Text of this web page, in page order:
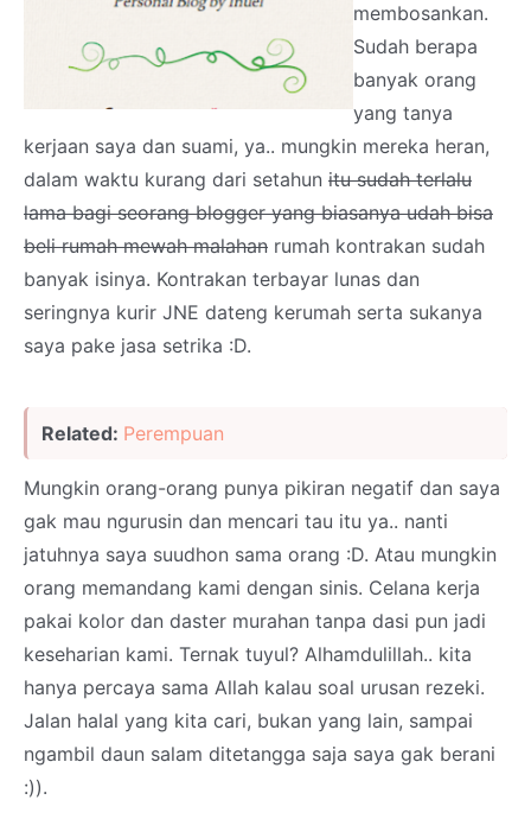
membosankan.
Sudah berapa
banyak orang
yang tanya
kerjaan saya dan suami, ya.. mungkin mereka heran,
dalam waktu kurang dari setahun itu sudah terlalu
lama bagi seorang blogger yang biasanya udah bisa
beli rumah mewah malahan rumah kontrakan sudah
banyak isinya. Kontrakan terbayar lunas dan
seringnya kurir JNE dateng kerumah serta sukanya
saya pake jasa setrika :D.
Related: Perempuan
Mungkin orang-orang punya pikiran negatif dan saya
gak mau ngurusin dan mencari tau itu ya.. nanti
jatuhnya saya suudhon sama orang :D. Atau mungkin
orang memandang kami dengan sinis. Celana kerja
pakai kolor dan daster murahan tanpa dasi pun jadi
keseharian kami. Ternak tuyul? Alhamdulillah.. kita
hanya percaya sama Allah kalau soal urusan rezeki.
Jalan halal yang kita cari, bukan yang lain, sampai
ngambil daun salam ditetangga saja saya gak berani
:)).